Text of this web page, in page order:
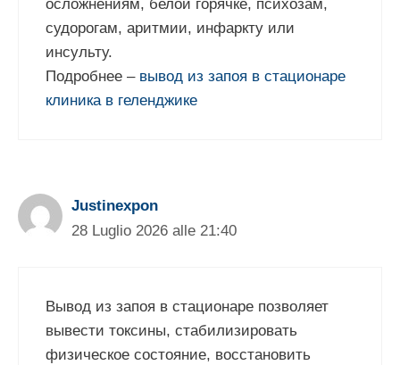
осложнениям, белой горячке, психозам,
судорогам, аритмии, инфаркту или
инсульту.
Подробнее – вывод из запоя в стационаре
клиника в геленджике
Justinexpon
28 Luglio 2026 alle 21:40
Вывод из запоя в стационаре позволяет
вывести токсины, стабилизировать
физическое состояние, восстановить